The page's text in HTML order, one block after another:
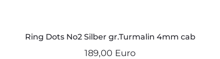
Ring Dots No2 Silber gr.Turmalin 4mm cab
189,00 Euro